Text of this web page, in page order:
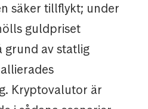
säker tillflykt; under
guldpriset
grund av statlig
Kryptovalutor är